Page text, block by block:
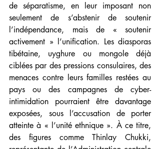
de séparatisme, en leur imposant non
seulement de s’abstenir de soutenir
l’indépendance, mais de « soutenir
activement » l’unification. Les diasporas
tibétaine, uyghure ou mongole déjà
ciblées par des pressions consulaires, des
menaces contre leurs familles restées au
pays ou des campagnes de cyber-
intimidation pourraient être davantage
exposées, sous l’accusation de porter
atteinte à « l’unité ethnique ». À ce titre,
des figures comme Thinlay Chukki,